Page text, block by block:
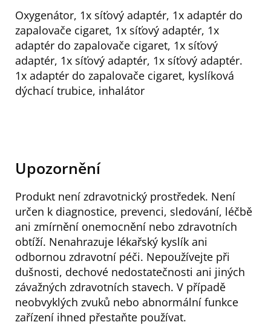
Oxygenátor, 1x síťový adaptér, 1x adaptér do
zapalovače cigaret, 1x síťový adaptér, 1x
adaptér do zapalovače cigaret, 1x síťový
adaptér, 1x síťový adaptér, 1x síťový adaptér.
1x adaptér do zapalovače cigaret, kyslíková
dýchací trubice, inhalátor
Upozornění
Produkt není zdravotnický prostředek. Není
určen k diagnostice, prevenci, sledování, léčbě
ani zmírnění onemocnění nebo zdravotních
obtíží. Nenahrazuje lékařský kyslík ani
odbornou zdravotní péči. Nepoužívejte při
dušnosti, dechové nedostatečnosti ani jiných
závažných zdravotních stavech. V případě
neobvyklých zvuků nebo abnormální funkce
zařízení ihned přestaňte používat.